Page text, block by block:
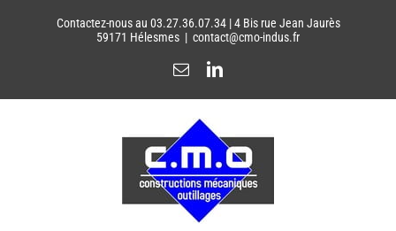
Contactez-nous au 03.27.36.07.34 | 4 Bis rue Jean Jaurès
59171 Hélesmes | contact@cmo-indus.fr
EmailLinkedIn